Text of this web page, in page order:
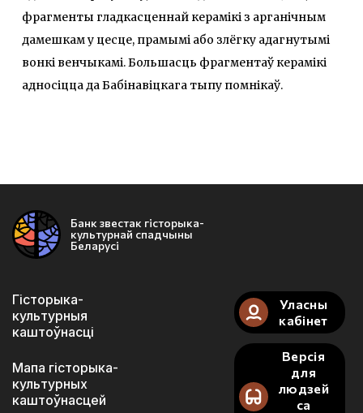
фрагменты гладкасценнай керамікі з арганічным
дамешкам у цесце, прамымі або злёгку адагнутымі
вонкі венчыкамі. Большасць фрагментаў керамікі
адносіцца да Бабінавіцкага тыпу помнікаў.
Банк звестак гісторыка-
культурнай спадчыны
Беларусі
Гісторыка-
культурныя
каштоўнасці
Мапа гісторыка-
культурных
каштоўнасцей
Уласны
кабінет
Версія
для
людзей
са